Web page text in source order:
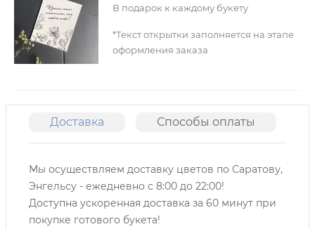
В подарок к каждому букету
*Текст открытки заполняется на этапе
оформления заказа
Доставка Способы оплаты
Мы осуществляем доставку цветов по Саратову,
Энгельсу - ежедневно с 8:00 до 22:00!
Доступна ускоренная доставка за 60 минут при
покупке готового букета!